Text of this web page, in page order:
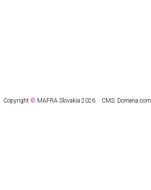
Copyright © MAFRA Slovakia 2026. CMS: Domena.com